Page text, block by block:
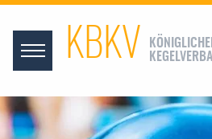
KBKV